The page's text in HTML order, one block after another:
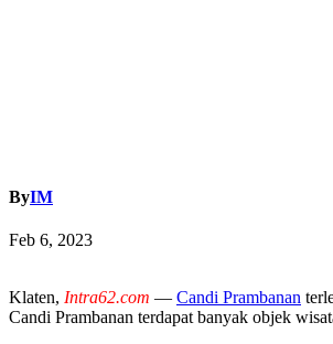
ByIM
Feb 6, 2023
Klaten, Intra62.com — Candi Prambanan
Candi Prambanan terdapat banyak objek